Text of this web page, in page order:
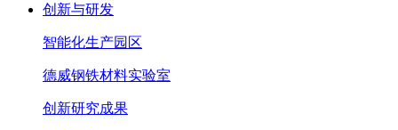
创新与研发
智能化生产园区
德威钢铁材料实验室
创新研究成果